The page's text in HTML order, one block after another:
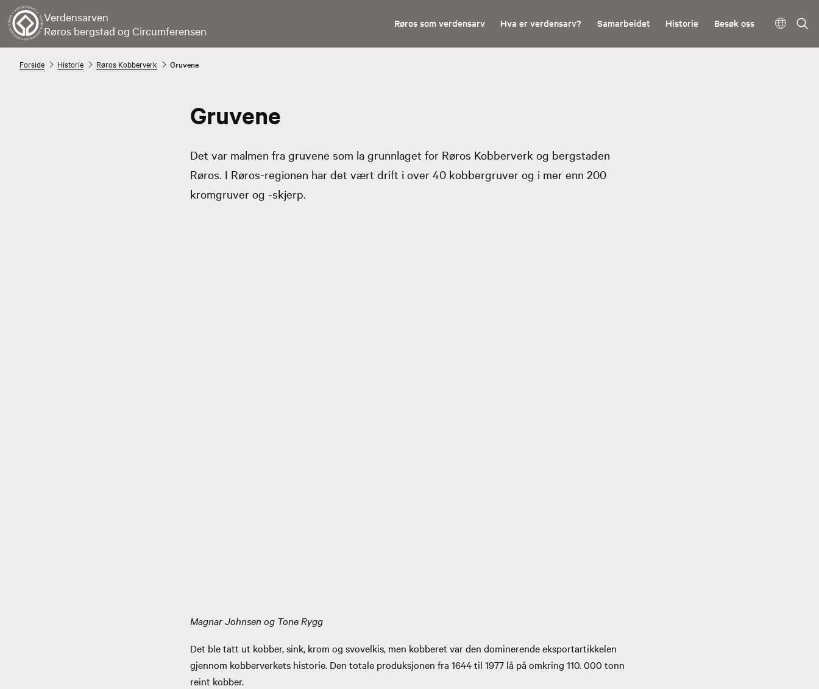
Verdensarven
Røros bergstad og Circumferensen
Røros som verdensarv Hva er verdensarv? Samarbeidet Historie Besøk oss
Forside Historie Røros Kobberverk Gruvene
Gruvene
Det var malmen fra gruvene som la grunnlaget for Røros Kobberverk og bergstaden
Røros. I Røros-regionen har det vært drift i over 40 kobbergruver og i mer enn 200
kromgruver og -skjerp.
Magnar Johnsen og Tone Rygg
Det ble tatt ut kobber, sink, krom og svovelkis, men kobberet var den dominerende eksportartikkelen
gjennom kobberverkets historie. Den totale produksjonen fra 1644 til 1977 lå på omkring 110. 000 tonn
reint kobber.